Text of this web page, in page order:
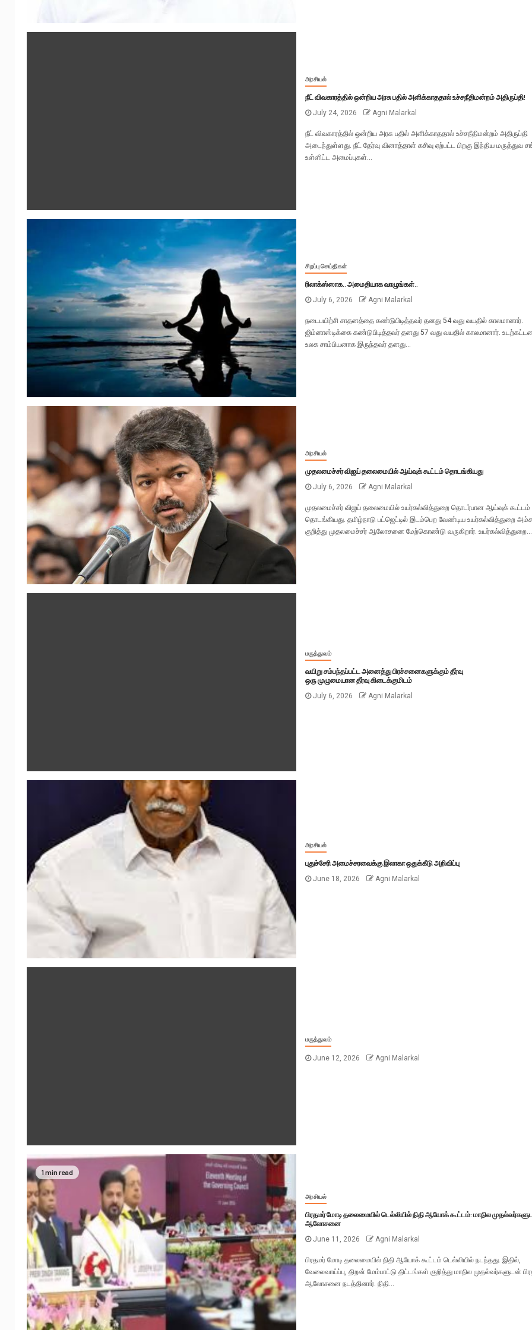
அரசியல்
நீட் விவகாரத்தில் ஒன்றிய அரசு பதில் அளிக்காததால் உச்சநீதிமன்றம் அதிருப்தி!
July 24, 2026
Agni Malarkal
நீட் விவகாரத்தில் ஒன்றிய அரசு பதில் அளிக்காததால் உச்சநீதிமன்றம் அதிருப்தி
அடைந்துள்ளது. நீட் தேர்வு வினாத்தாள் கசிவு ஏற்பட்ட பிறகு இந்திய மருத்துவ
உள்ளிட்ட அமைப்புகள்...
சிறப்பு செய்திகள்
ரிலாக்ஸ்ஸாக.. அமைதியாக வாழுங்கள்..
July 6, 2026
Agni Malarkal
நடைபயிற்சி சாதனத்தை கண்டுபிடித்தவர் தனது 54 வது வயதில் காலமானார்.
ஜிம்னாஸ்டிக்கை கண்டுபிடித்தவர் தனது 57 வது வயதில் காலமானார்.
உலக சாம்பியனாக இருந்தவர் தனது...
அரசியல்
முதலமைச்சர் விஜய் தலைமையில் ஆய்வுக் கூட்டம் தொடங்கியது
July 6, 2026
Agni Malarkal
முதலமைச்சர் விஜய் தலைமையில் உயர்கல்வித்துறை தொடர்பான ஆய்வுக் கூட்டம்
தொடங்கியது. தமிழ்நாடு பட்ஜெட்டில் இடம்பெற வேண்டிய உயர்கல்வித்துறை
குறித்து முதலமைச்சர் ஆலோசனை மேற்கொண்டு வருகிறார். உயர்கல்வித்துறை...
மருத்துவம்
வயிறு சம்பந்தப்பட்ட அனைத்து பிரச்சனைகளுக்கும் தீர்வு
ஒரு முழுமையான தீர்வு கிடைக்குமிடம்
July 6, 2026
Agni Malarkal
அரசியல்
புதுச்சேரி அமைச்சரவைக்கு இலாகா ஒதுக்கீடு அறிவிப்பு
June 18, 2026
Agni Malarkal
மருத்துவம்
June 12, 2026 Agni Malarkal
1 min read
அரசியல்
பிரதமர் மோடி தலைமையில் டெல்லியில் நிதி ஆயோக் கூட்டம்: மாநில
ஆலோசனை
June 11, 2026
Agni Malarkal
பிரதமர் மோடி தலைமையில் நிதி ஆயோக் கூட்டம் டெல்லியில் நடந்தது. இதில்,
வேலைவாய்ப்பு, திறன் மேம்பாட்டு திட்டங்கள் குறித்து மாநில முதல்வர்களுடன்
ஆலோசனை நடத்தினார். நிதி...